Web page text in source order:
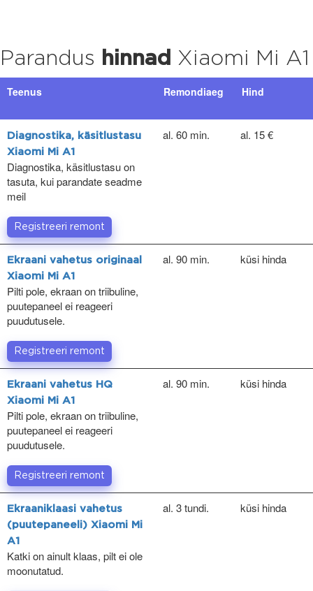
Parandus hinnad Xiaomi Mi A1
Teenus Remondiaeg Hind
Diagnostika, käsitlustasu
Xiaomi Mi A1
Diagnostika, käsitlustasu on
tasuta, kui parandate seadme
meil
al. 60 min. al. 15 €
Registreeri remont
Ekraani vahetus originaal
Xiaomi Mi A1
Pilti pole, ekraan on triibuline,
puutepaneel ei reageeri
puudutusele.
al. 90 min. küsi hinda
Registreeri remont
Ekraani vahetus HQ
Xiaomi Mi A1
Pilti pole, ekraan on triibuline,
puutepaneel ei reageeri
puudutusele.
al. 90 min. küsi hinda
Registreeri remont
Ekraaniklaasi vahetus
(puutepaneeli) Xiaomi Mi
A1
Katki on ainult klaas, pilt ei ole
moonutatud.
al. 3 tundi. küsi hinda